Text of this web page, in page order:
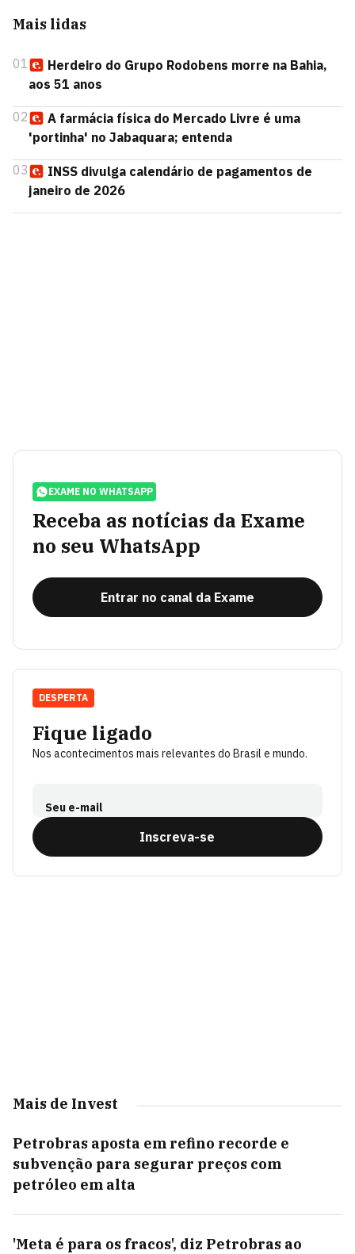
Mais lidas
01
Herdeiro do Grupo Rodobens morre na Bahia,
aos 51 anos
02
A farmácia física do Mercado Livre é uma
'portinha' no Jabaquara; entenda
03
INSS divulga calendário de pagamentos de
janeiro de 2026
EXAME NO WHATSAPP
Receba as notícias da Exame
no seu WhatsApp
Entrar no canal da Exame
Fique ligado
Nos acontecimentos mais relevantes do Brasil e mundo.
Seu e-mail
Inscreva-se
DESPERTA
Mais de Invest
Petrobras aposta em refino recorde e
subvenção para segurar preços com
petróleo em alta
'Meta é para os fracos', diz Petrobras ao